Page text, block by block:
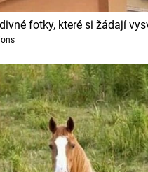
fotky, které si žádají